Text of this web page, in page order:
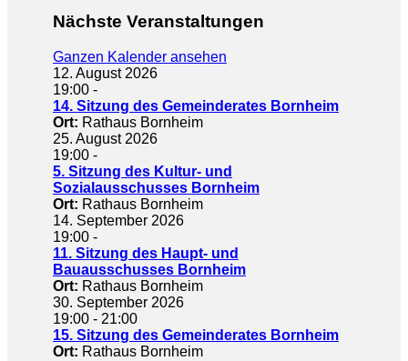
Nächste Veranstaltungen
Ganzen Kalender ansehen
12. August 2026
19:00 -
14. Sitzung des Gemeinderates Bornheim
Ort: Rathaus Bornheim
25. August 2026
19:00 -
5. Sitzung des Kultur- und
Sozialausschusses Bornheim
Ort: Rathaus Bornheim
14. September 2026
19:00 -
11. Sitzung des Haupt- und
Bauausschusses Bornheim
Ort: Rathaus Bornheim
30. September 2026
19:00 - 21:00
15. Sitzung des Gemeinderates Bornheim
Ort: Rathaus Bornheim